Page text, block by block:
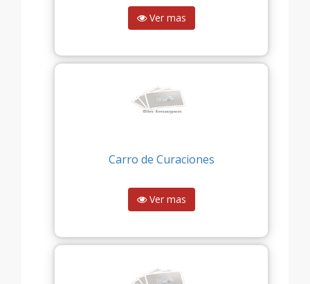
Ver mas
Carro de Curaciones
Ver mas